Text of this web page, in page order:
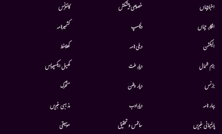
اخبارجہاں
افکارِ جہاں
الیکشن
بزم شمال
بزنس
بہار نامہ
پارلیمانی خبریں
خصوصی پیشکش
دلچسپ
دہلی نامہ
دیارِ ملت
دیار وطن
دیارِادب
سائنس و تحقیق
کانفرنس
کشمیرنامہ
کھلاخط
کھیل ایکسپریس
متحرك
مذہبی خبریں
موسيقى